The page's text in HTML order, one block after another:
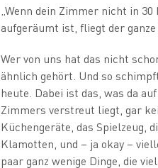
„Wenn dein Zimmer nicht in
aufgeräumt ist, fliegt der
Wer von uns hat das nicht
ähnlich gehört. Und so
heute. Dabei ist das, was da
Zimmers verstreut liegt, gar
Küchengeräte, das Spielzeug,
Klamotten, und – ja okay –
paar ganz wenige Dinge, die